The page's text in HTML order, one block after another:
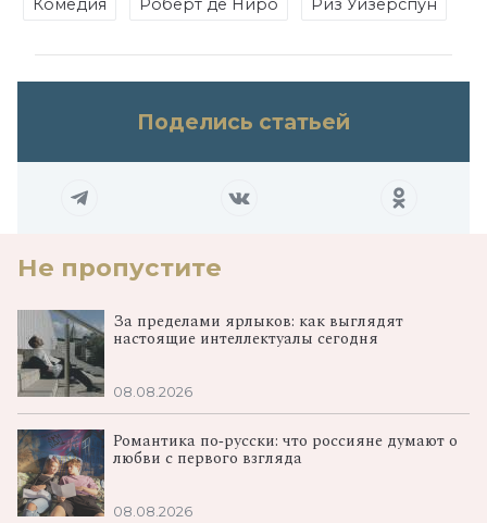
Комедия Роберт де Ниро Риз Уизерспун
Поделись статьей
Не пропустите
За пределами ярлыков: как выглядят
настоящие интеллектуалы сегодня
08.08.2026
Романтика по‑русски: что россияне думают о
любви с первого взгляда
08.08.2026